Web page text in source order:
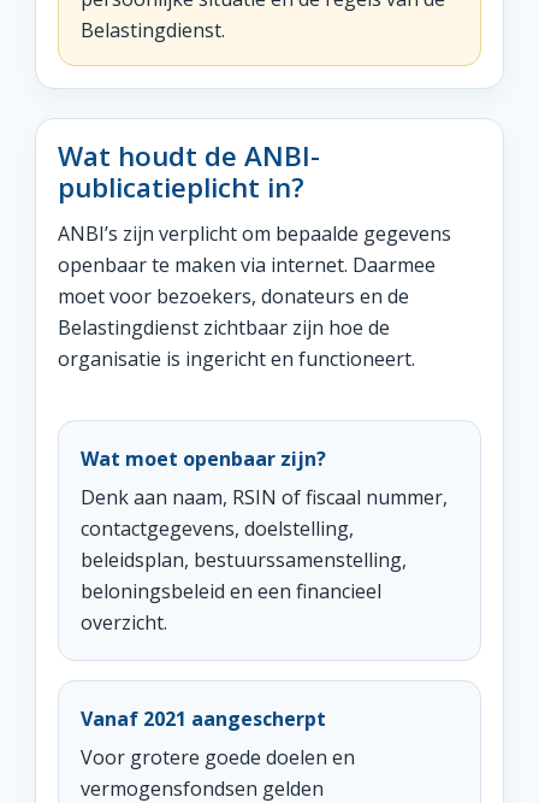
Belastingdienst.
Wat houdt de ANBI-
publicatieplicht in?
ANBI’s zijn verplicht om bepaalde gegevens
openbaar te maken via internet. Daarmee
moet voor bezoekers, donateurs en de
Belastingdienst zichtbaar zijn hoe de
organisatie is ingericht en functioneert.
Wat moet openbaar zijn?
Denk aan naam, RSIN of fiscaal nummer,
contactgegevens, doelstelling,
beleidsplan, bestuurssamenstelling,
beloningsbeleid en een financieel
overzicht.
Vanaf 2021 aangescherpt
Voor grotere goede doelen en
vermogensfondsen gelden